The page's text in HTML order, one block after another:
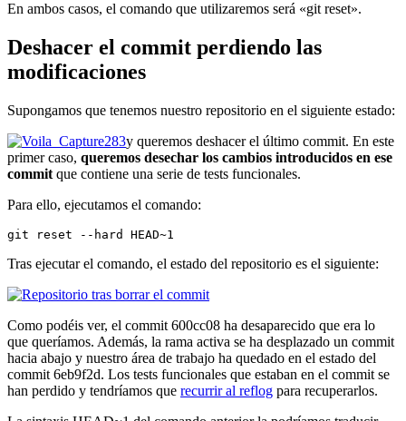
En ambos casos, el comando que utilizaremos será «git reset».
Deshacer el commit perdiendo las
modificaciones
Supongamos que tenemos nuestro repositorio en el siguiente estado:
y queremos deshacer el último commit. En este
primer caso, queremos desechar los cambios introducidos en ese
commit que contiene una serie de tests funcionales.
Para ello, ejecutamos el comando:
git reset --hard HEAD~1
Tras ejecutar el comando, el estado del repositorio es el siguiente:
Como podéis ver, el commit 600cc08 ha desaparecido que era lo
que queríamos. Además, la rama activa se ha desplazado un commit
hacia abajo y nuestro área de trabajo ha quedado en el estado del
commit 6eb9f2d. Los tests funcionales que estaban en el commit se
han perdido y tendríamos que recurrir al reflog para recuperarlos.